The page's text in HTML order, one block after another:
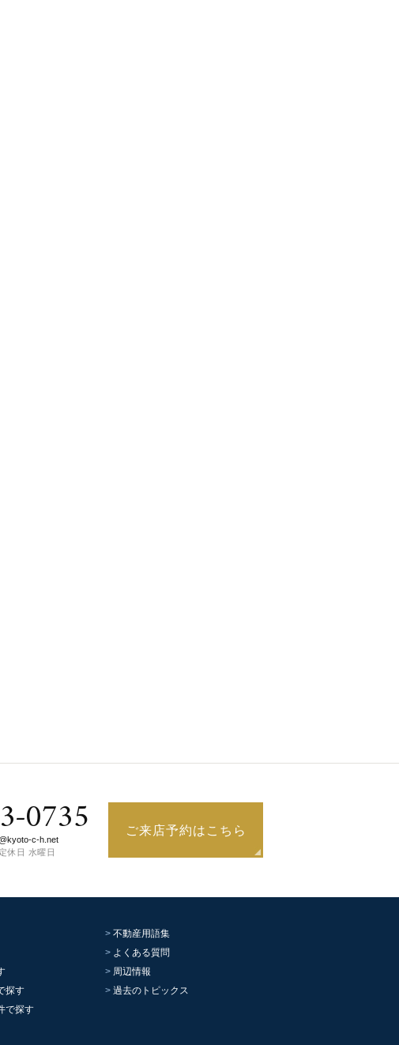
0735
c-h.net
休日 水曜日
ご来店予約はこちら
探す
で探す
不動産用語集
よくある質問
周辺情報
過去のトピックス